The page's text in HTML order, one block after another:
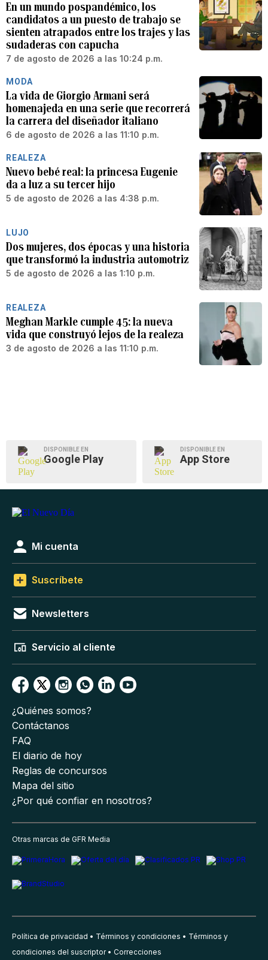
En un mundo pospandémico, los
candidatos a un puesto de trabajo se
sienten atrapados entre los trajes y las
sudaderas con capucha
7 de agosto de 2026 a las 10:24 p.m.
MODA
La vida de Giorgio Armani será
homenajeda en una serie que recorrerá
la carrera del diseñador italiano
6 de agosto de 2026 a las 11:10 p.m.
REALEZA
Nuevo bebé real: la princesa Eugenie
da a luz a su tercer hijo
5 de agosto de 2026 a las 4:38 p.m.
LUJO
Dos mujeres, dos épocas y una historia
que transformó la industria automotriz
5 de agosto de 2026 a las 1:10 p.m.
REALEZA
Meghan Markle cumple 45: la nueva
vida que construyó lejos de la realeza
3 de agosto de 2026 a las 11:10 p.m.
DISPONIBLE EN
Google Play
DISPONIBLE EN
App Store
Mi cuenta
Suscríbete
Newsletters
Servicio al cliente
¿Quiénes somos?
Contáctanos
FAQ
El diario de hoy
Reglas de concursos
Mapa del sitio
¿Por qué confiar en nosotros?
Otras marcas de GFR Media
Política de privacidad Términos y condiciones
Términos y
condiciones del suscriptor
Correcciones